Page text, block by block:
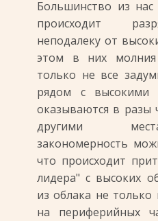
Большинство из
происходит
неподалеку от
этом в них
только не все
рядом с высокими
оказываются в разы
другими
закономерность
что происходит
лидера" с высоких
из облака не
на периферийных